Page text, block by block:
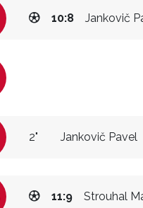
Jankovič
10:8
Jankovič Pavel
2"
Strouhal
11:9